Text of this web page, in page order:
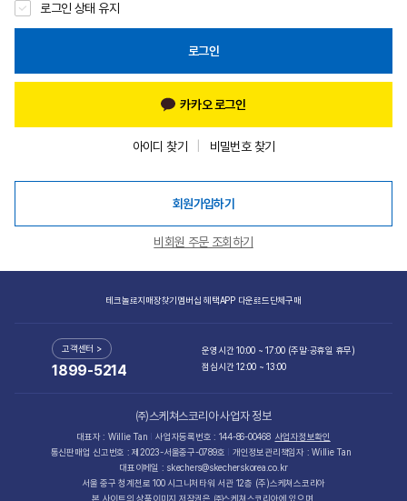
로그인 상태 유지
로그인
카카오 로그인
아이디 찾기 비밀번호 찾기
회원가입하기
비회원 주문 조회하기
㈜스케쳐스코리아 사업자 정보
대표자 : Willie Tan 사업자등록번호 : 144-86-00468 사업자정보확인
통신판매업 신고번호 : 제2023-서울중구-0789호
개인정보관리책임자 : Willie Tan
대표이메일 : skechers@skecherskorea.co.kr
서울 중구 청계천로 100 시그니처타워 서관 12층 (주)스케쳐스코리아
본 사이트의 상품이미지 저작권은 ㈜스케쳐스코리아에 있으며,
테크놀로지매장찾기멤버십 혜택APP 다운로드단체구매
고객센터 >
1899-5214
운영시간 10:00 ~ 17:00 (주말·공휴일 휴무)
점심시간 12:00 ~ 13:00